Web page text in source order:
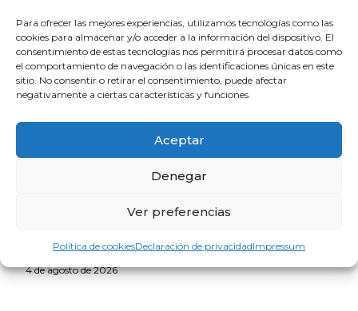
Para ofrecer las mejores experiencias, utilizamos tecnologías como las
cookies para almacenar y/o acceder a la información del dispositivo. El
consentimiento de estas tecnologías nos permitirá procesar datos como
el comportamiento de navegación o las identificaciones únicas en este
sitio. No consentir o retirar el consentimiento, puede afectar
negativamente a ciertas características y funciones.
Aceptar
Denegar
Ver preferencias
Política de cookiesDeclaración de privacidadImpressum
profesionalidad han sido esenciales en unos
momentos de enorme dificultad.
La Escuela de Verano Sénior cierra su
programación con una charla sobre
sexualidad y suelo pélvico en las
personas mayores
El Colegio de Médicos de Huelva y
Fundación Madre Coraje unen fuerzas
saludable y sostenible
4 de agosto de 2026